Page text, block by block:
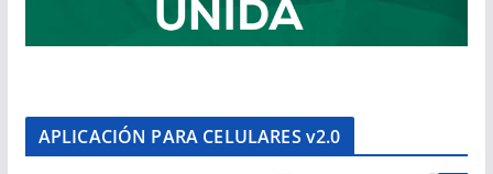
APLICACIÓN PARA CELULARES v2.0